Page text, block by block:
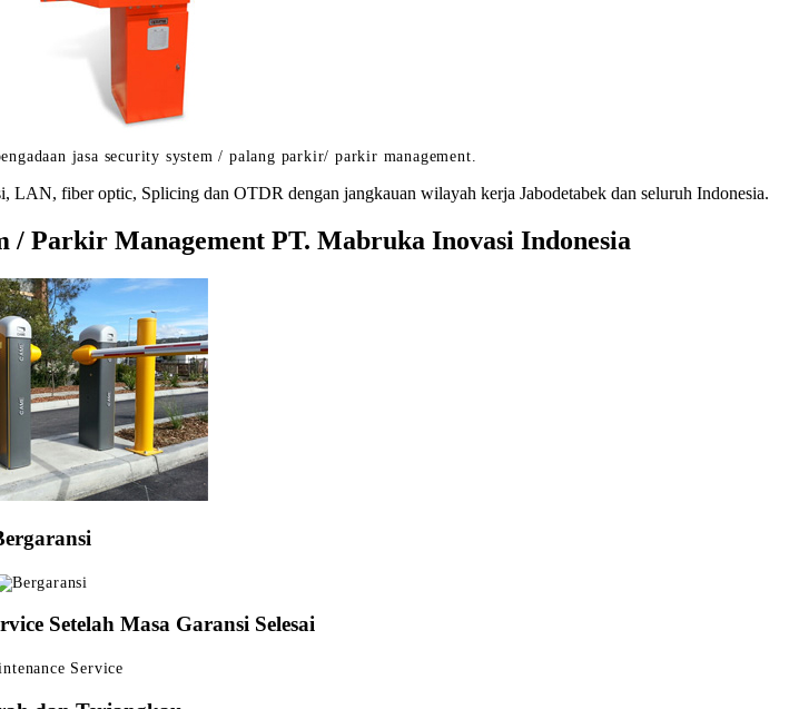
jasa security system / palang parkir/ parkir management.
LAN, fiber optic, Splicing dan OTDR dengan jangkauan wilayah kerja Jabodetabek dan seluruh Indonesia.
/ Parkir Management PT. Mabruka Inovasi Indonesia
Setelah Masa Garansi Selesai